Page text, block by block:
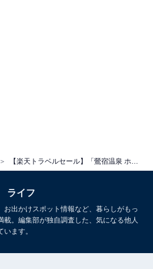
ライフ
お出かけスポット情報など、暮らしがもっ
載。編集部が独自調査した、気になる他人
ます。